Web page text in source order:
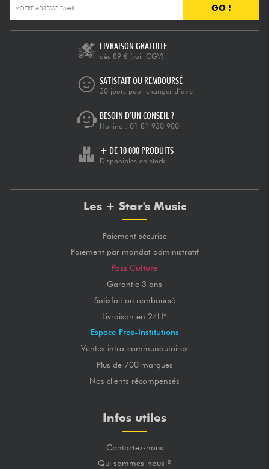
GO !
LIVRAISON GRATUITE
dès 89 € (voir CGV)
SATISFAIT OU REMBOURSÉ
30 jours pour changer d’avis
BESOIN D’UN CONSEIL ?
Hotline : 01 81 930 900
+ DE 10 000 PRODUITS
Disponibles en stock
Les + Star's Music
Paiement sécurisé
Paiement par mandat administratif
Pass Culture
Garantie 3 ans
Satisfait ou remboursé
Livraison en 24H*
Espace Pros-Institutions
Ventes intra-communautaires
Plus de 700 marques
Nos clients récompensés
Infos utiles
Contactez-nous
Qui sommes-nous ?